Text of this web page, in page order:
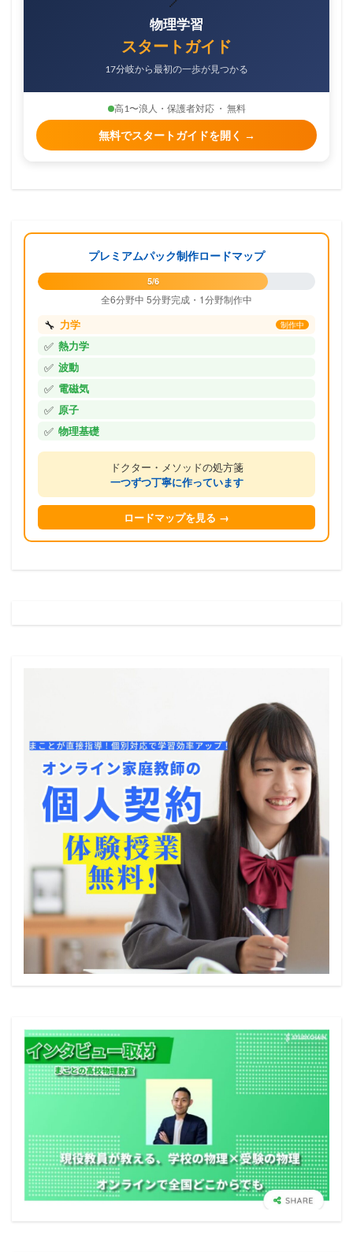
物理学習
スタートガイド
17分岐から最初の一歩が見つかる
高1〜浪人・保護者対応 ・ 無料
無料でスタートガイドを開く →
プレミアムパック制作ロードマップ
5/6
全6分野中 5分野完成・1分野制作中
🔧 力学 制作中
✅ 熱力学
✅ 波動
✅ 電磁気
✅ 原子
✅ 物理基礎
ドクター・メソッドの処方箋
一つずつ丁寧に作っています
ロードマップを見る →